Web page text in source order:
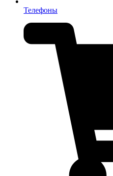
Телефоны